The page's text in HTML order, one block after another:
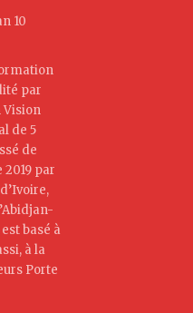
10
par
Vision
de 5
de
par
basé à
à la
Porte